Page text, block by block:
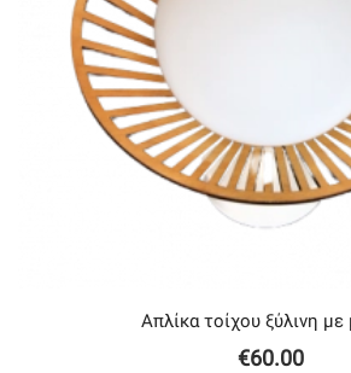
Απλίκα τοίχου ξύλινη
€60.00